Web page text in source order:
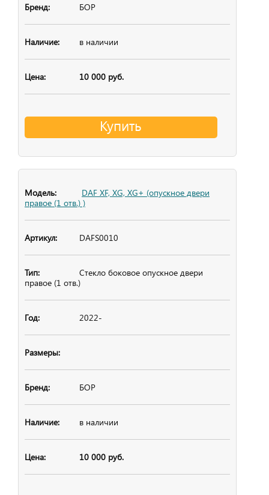
БОР
в наличии
10 000 руб.
Купить
DAF XF, XG, XG+ (опускное двери
правое (1 отв.) )
DAFS0010
Стекло боковое опускное двери
правое (1 отв.)
2022-
БОР
в наличии
10 000 руб.